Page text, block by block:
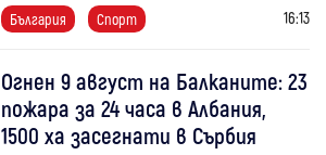
България Спорт 16:13
Огнен 9 август на Балканите: 23
пожара за 24 часа в Албания,
1500 ха засегнати в Сърбия